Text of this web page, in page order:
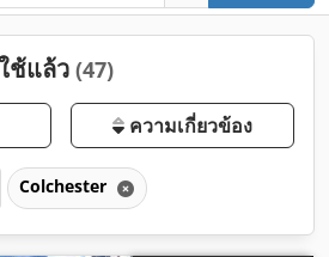
ช้แล้ว (47)
ความเกี่ยวข้อง
Colchester